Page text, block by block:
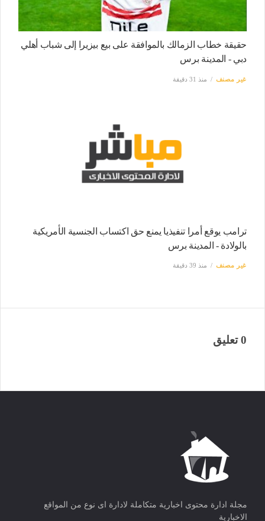
حقيقة خطاب الزمالك بالموافقة على بيع بيزيرا إلى شباب أهلي
دبي - المدينة برس
غير مصنف منذ 31 دقيقة
ترامب يوقع أمرا تنفيذيا يمنع حق اكتساب الجنسية الأمريكية
بالولادة - المدينة برس
غير مصنف منذ 39 دقيقة
0 تعليق
مجلة ادارة محتوى اخبارية متكاملة لادارة اى نوع من المواقع
الاخبارية